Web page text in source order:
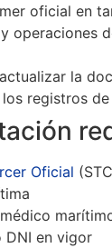
oficial en
operaciones
la
registros
Oficial
DNI en vigor